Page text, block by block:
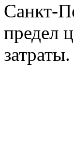
Санкт-
предел
затраты.